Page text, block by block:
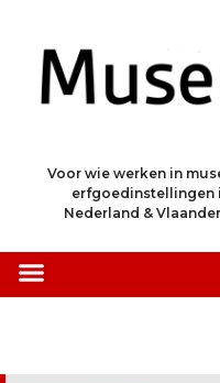
Voor wie werken in
erfgoedinstellingen
Nederland &